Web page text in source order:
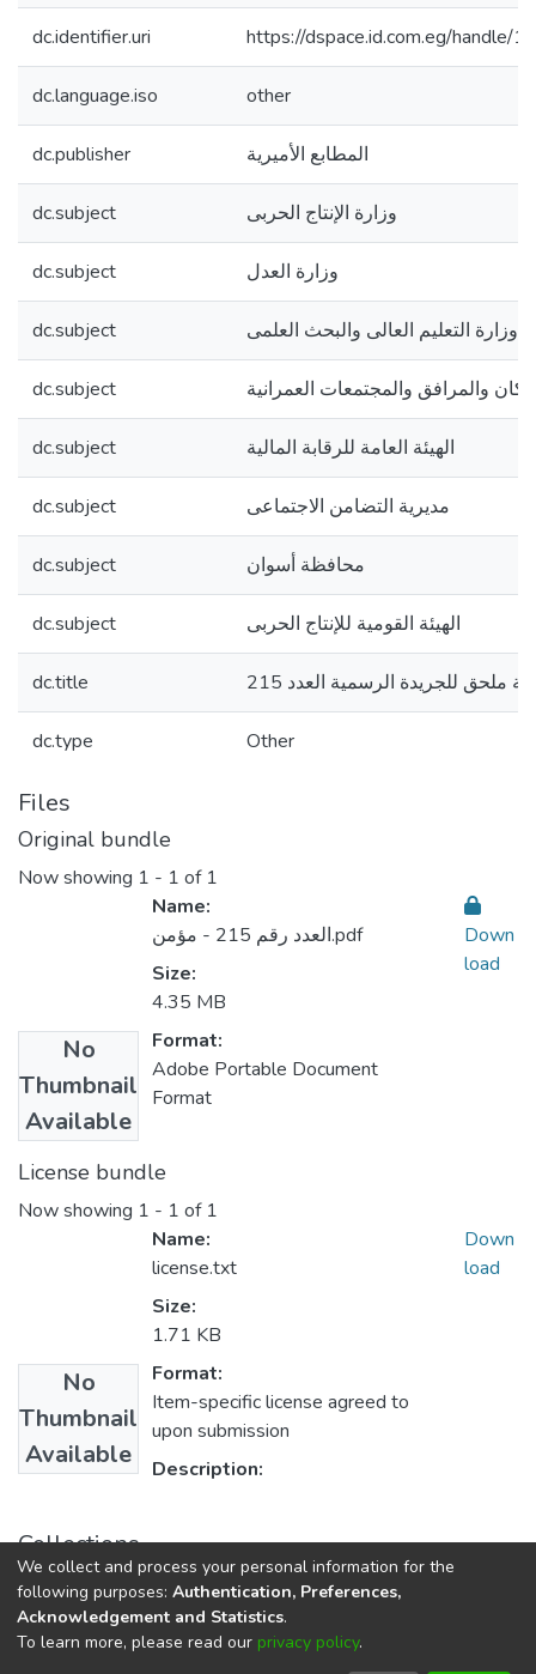
dc.identifier.uri https://dspace.id.com.eg/handle/
dc.language.iso other
dc.publisher المطابع الأميرية
dc.subject وزارة الإنتاج الحربى
dc.subject وزارة العدل
dc.subject وزارة التعليم العالى والبحث العلمى
dc.subject والمرافق والمجتمعات العمرانية
dc.subject الهيئة العامة للرقابة المالية
dc.subject مديرية التضامن الاجتماعى
dc.subject محافظة أسوان
dc.subject الهيئة القومية للإنتاج الحربى
dc.title ملحق للجريدة الرسمية العدد 215
dc.type Other
Files
Original bundle
Now showing 1 - 1 of 1
No
Thumbnail
Available
Name:
العدد رقم 215 - مؤمن.pdf
Size:
4.35 MB
Format:
Adobe Portable Document
Format
Down
load
License bundle
Now showing 1 - 1 of 1
No
Thumbnail
Available
Name:
license.txt
Size:
1.71 KB
Format:
Item-specific license agreed to
upon submission
Description:
Down
load
Collections
Supplement of Gazette 2021
DSpace softwarecopyright © 2002-2026
We collect and process your personal information for the
following purposes: Authentication, Preferences,
Acknowledgement and Statistics.
To learn more, please read our privacy policy.